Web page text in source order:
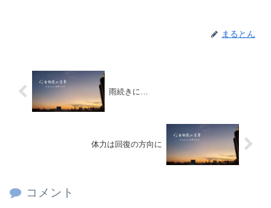
まるとん
雨続きに…
体力は回復の方向に
コメント